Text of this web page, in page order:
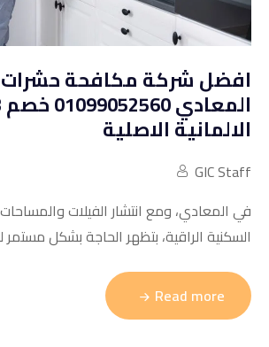
إبادة البق
إبادة البراغيث
إبادة العقارب
إبادة السمكة الفضية
إبادة الإبراص
إبادة السوس
إبادة القراد
رؤية الشركة
أهداف الشركة
افضل شركة مكافحة
الالمانية الاصلية
GIC Staff
في المعادي، ومع انتشار الفيلات
السكنية الراقية، بتظهر الحاجة بشكل
Read more